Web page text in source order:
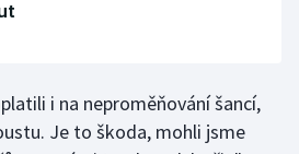
i na neproměňování šancí,
Je to škoda, mohli jsme